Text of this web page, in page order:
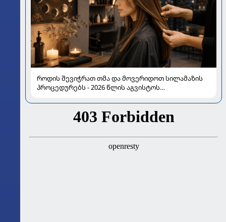
როდის შევიჭრათ თმა და მოვერიდოთ სილამაზის
პროცედურებს - 2026 წლის აგვისტოს